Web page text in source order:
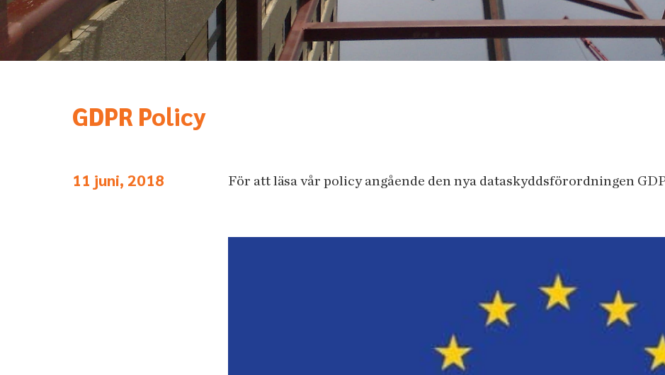
GDPR Policy
11 juni, 2018 För att läsa vår policy angående den nya dataskyddsförordningen